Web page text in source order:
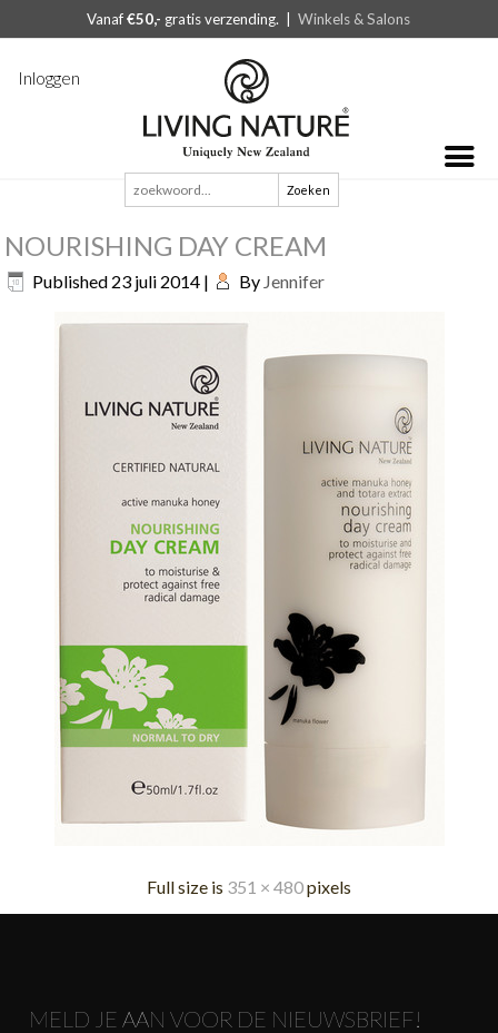
Vanaf€50,- gratis verzending. |Winkels & Salons
Inloggen
Zoeken
naar:
NOURISHING DAY CREAM
Published 23 juli 2014 | By Jennifer
Full size is 351 × 480pixels
MELD JE AAN VOOR DE NIEUWSBRIEF!